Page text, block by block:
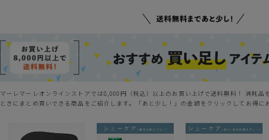
マーレマーレオンラインストアでは8,000円（税込）以上のお買い上げで送料無料！ 消耗品
ときにまとめ買いできる商品をご紹介します。「あと少し！」の金額をクリックしてお得に